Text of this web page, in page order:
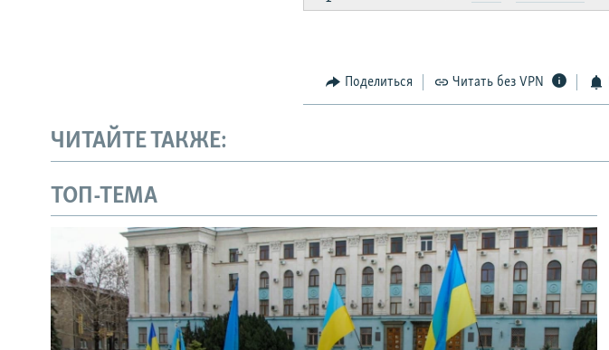
Поделиться Читать без VPN
ЧИТАЙТЕ ТАКЖЕ:
ТОП-ТЕМА